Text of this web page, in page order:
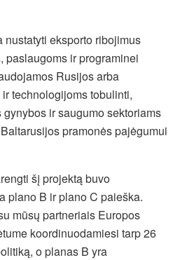
nustatyti eksporto ribojimus
paslaugoms ir programinei
Rusijos arba
technologijoms tobulinti,
ir saugumo sektoriams
pramonės pajėgumui
šį projektą buvo
plano B ir plano C paieška.
mūsų partneriais Europos
koordinuodamiesi tarp 26
o planas B yra